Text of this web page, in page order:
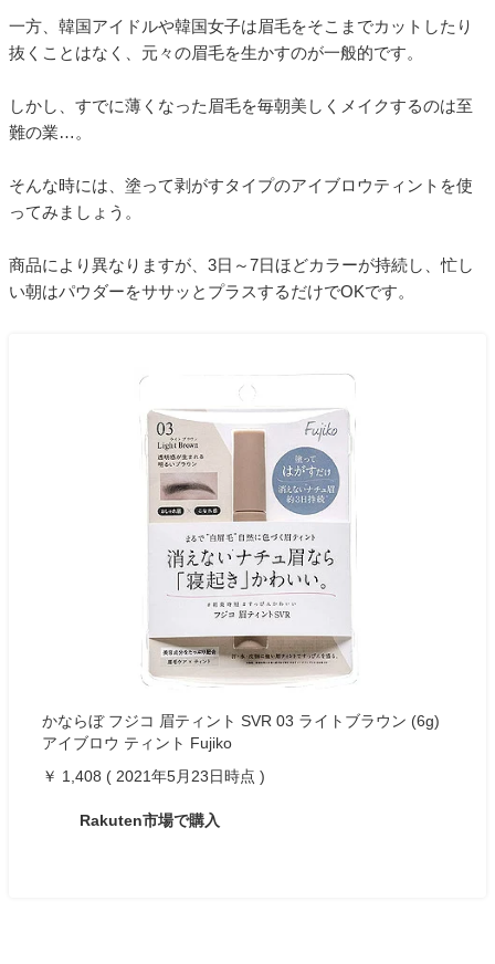
一方、韓国アイドルや韓国女子は眉毛をそこまでカットしたり
抜くことはなく、元々の眉毛を生かすのが一般的です。
しかし、すでに薄くなった眉毛を毎朝美しくメイクするのは至
難の業…。
そんな時には、塗って剥がすタイプのアイブロウティントを使
ってみましょう。
商品により異なりますが、3日～7日ほどカラーが持続し、忙し
い朝はパウダーをササッとプラスするだけでOKです。
かならぼ フジコ 眉ティント SVR 03 ライトブラウン (6g)
アイブロウ ティント Fujiko
￥ 1,408 ( 2021年5月23日時点 )
Rakuten市場で購入